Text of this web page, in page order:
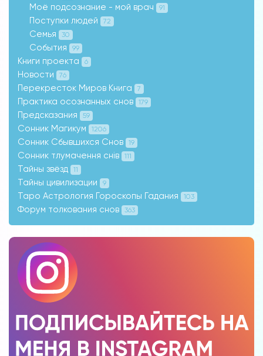
Моё подсознание - мой врач 91
Поступки людей 72
Семья 30
События 99
Книги проекта 6
Новости 76
Перекресток Миров Книга 7
Практика осознанных снов 179
Предсказания 59
Сонник Магикум 1206
Сонник Сбывшихся Снов 19
Сонник тлумачення снів 111
Тайны звёзд 11
Тайны цивилизации 9
Таро Астрология Гороскопы Гадания 103
Форум толкования снов 363